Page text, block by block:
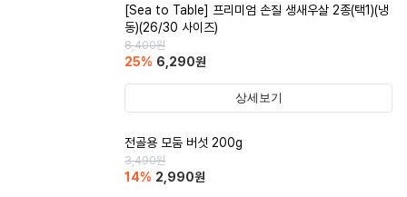
[Sea to Table] 프리미엄 손질 생새우살 2종(택1)(냉
동)(26/30 사이즈)
8,400원
25% 6,290원
상세보기
전골용 모둠 버섯 200g
3,490원
14% 2,990원